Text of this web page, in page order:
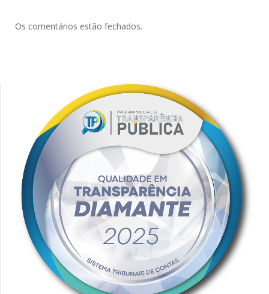
Os comentários estão fechados.